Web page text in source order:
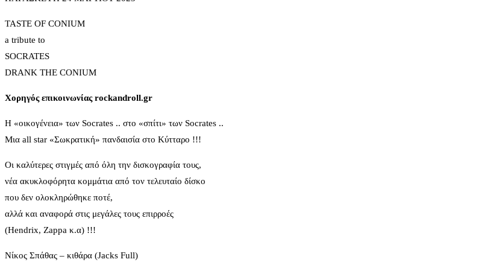
TASTE OF CONIUM
a tribute to
SOCRATES
DRANK THE CONIUM
Χορηγός επικοινωνίας rockandroll.gr
Η «οικογένεια» των Socrates .. στο «σπίτι» των Socrates ..
Μια all star «Σωκρατική» πανδαισία στο Κύτταρο !!!
Οι καλύτερες στιγμές από όλη την δισκογραφία τους,
νέα ακυκλοφόρητα κομμάτια από τον τελευταίο δίσκο
που δεν ολοκληρώθηκε ποτέ,
αλλά και αναφορά στις μεγάλες τους επιρροές
(Hendrix, Zappa κ.α) !!!
Νίκος Σπάθας – κιθάρα (Jacks Full)